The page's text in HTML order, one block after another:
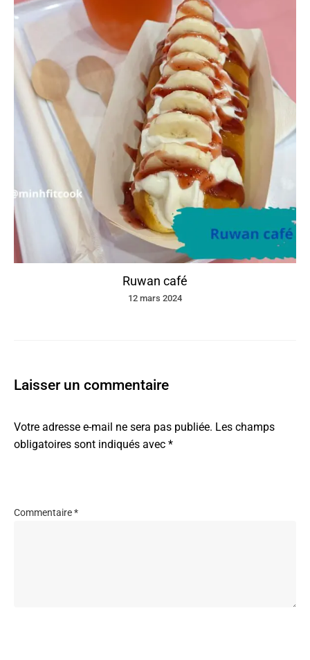
Ruwan café
12 mars 2024
Laisser un commentaire
Votre adresse e-mail ne sera pas publiée. Les champs
obligatoires sont indiqués avec *
Commentaire*